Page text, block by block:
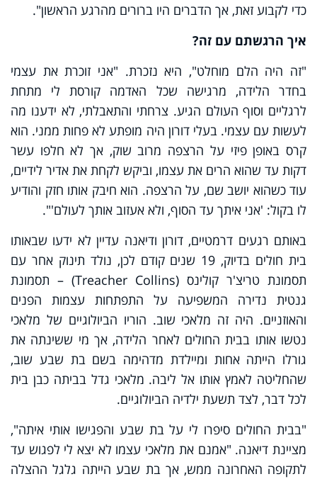
כדי לקבוע זאת, אך הדברים היו ברורים מהרגע הראשון".
איך הרגשתם עם זה?
"זה היה הלם מוחלט", היא נזכרת. "אני זוכרת את עצמי
בחדר הלידה, מרגישה שכל האדמה קורסת לי מתחת
לרגליים וסוף העולם הגיע. צרחתי והתאבלתי, לא ידענו מה
לעשות עם עצמי. בעלי דורון היה מופתע לא פחות ממני. הוא
קרס באופן פיזי על הרצפה מרוב שוק, אך לא חלפו עשר
דקות עד שהוא הרים את עצמו, וביקש לקחת את אדיר לידיים,
עוד כשהוא יושב שם, על הרצפה. הוא חיבק אותו חזק והודיע
לו בקול: 'אני איתך עד הסוף, ולא אעזוב אותך לעולם'".
באותם רגעים דרמטיים, דורון ודיאנה עדיין לא ידעו שבאותו
בית חולים בדיוק, 19 שנים קודם לכן, נולד תינוק אחר עם
תסמונת טריצ'ר קולינס (Treacher Collins) – תסמונת
גנטית נדירה המשפיעה על התפתחות עצמות הפנים
והאוזניים. היה זה מלאכי שוב. הוריו הביולוגיים של מלאכי
נטשו אותו בבית החולים לאחר הלידה, אך מי ששינתה את
גורלו הייתה אחות ומיילדת מדהימה בשם בת שבע שוב,
שהחליטה לאמץ אותו אל ליבה. מלאכי גדל בביתה כבן בית
לכל דבר, לצד תשעת ילדיה הביולוגיים.
"בבית החולים סיפרו לי על בת שבע והפגישו אותי איתה",
מציינת דיאנה. "אמנם את מלאכי עצמו לא יצא לי לפגוש עד
לתקופה האחרונה ממש, אך בת שבע הייתה גלגל ההצלה